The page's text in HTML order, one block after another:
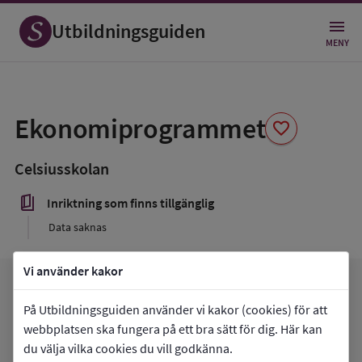
Vi använder kakor
På Utbildningsguiden använder vi kakor (cookies) för att
webbplatsen ska fungera på ett bra sätt för dig. Här kan
du välja vilka cookies du vill godkänna.
Utbildningsguiden MENY
Ekonomiprogrammet favorite
som
favorit
Celsiusskolan
book_5 Inriktning som finns tillgänglig
Data saknas
Gå tillCelsiusskolanarrow_forward favorite